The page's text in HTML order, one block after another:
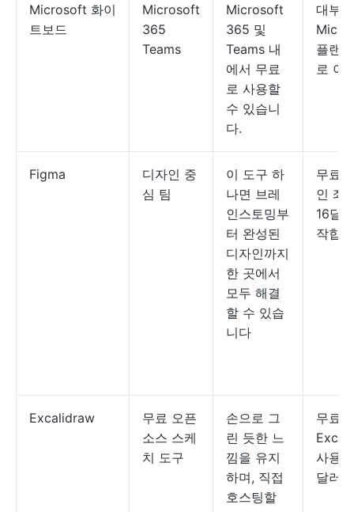
Microsoft 화이
트보드
Microsoft
365
Teams
Microsoft
365 및
Teams 내
에서 무료
로 사용할
수 있습니
다.
대부
플랜
로 이
Figma
디자인 중
심 팀
이 도구 하
나면 브레
인스토밍부
터 완성된
디자인까지
한 곳에서
모두 해결
할 수 있습
니다
무료;
인 좌
16달
작합
Excalidraw
무료 오픈
소스 스케
치 도구
손으로 그
린 듯한 느
낌을 유지
하며, 직접
호스팅할
무료;
사용
달러